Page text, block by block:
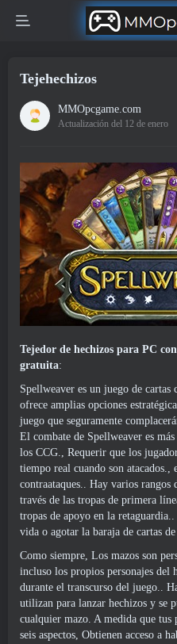
Tejehechizos
MMOpcgame.com
Actualización del 12 de enero
Tejedor de hechizos para PC
gratuita:
Spellweaver es un juego de
ofrece amplias opciones
juego que seguramente
El combate de Spellweaver es
los CCG., Requerir que los
tiempo real cuando son atacados.,
contraataques.. Hay varios rangos
través de las tropas de primera
tropas de apoyo en la
vida o agotar la baraja de cartas
Como siempre, Los mazos son
incluso los propios personajes del
durante el transcurso del juego..
utilizan para lanzar hechizos y se
cualquier mazo. A medida que tus
seis aspectos, Obtienen acceso a